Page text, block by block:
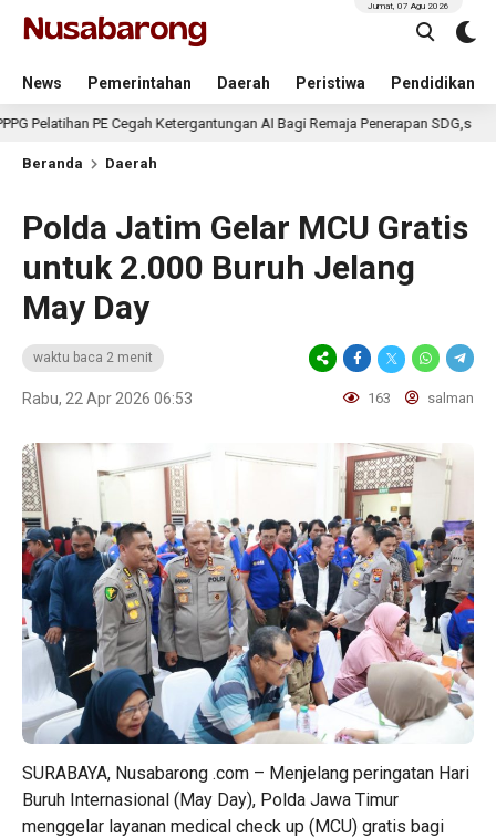
News Pemerintahan Daerah Peristiwa Pendidikan
Jumat, 07 Agu 2026
PE Cegah Ketergantungan AI Bagi Remaja Penerapan SDG,s 3
Beranda Daerah
Polda Jatim Gelar MCU Gratis
untuk 2.000 Buruh Jelang
May Day
waktu baca 2 menit
Rabu, 22 Apr 2026 06:53 163 salman
SURABAYA, Nusabarong .com – Menjelang peringatan Hari
Buruh Internasional (May Day), Polda Jawa Timur
menggelar layanan medical check up (MCU) gratis bagi